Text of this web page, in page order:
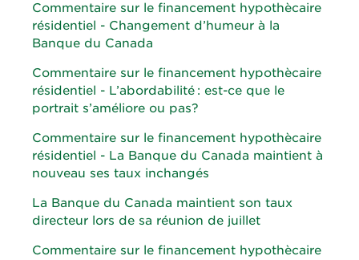
Commentaire sur le financement hypothècaire
résidentiel - Changement d’humeur à la
Banque du Canada
Commentaire sur le financement hypothècaire
résidentiel - L’abordabilité : est-ce que le
portrait s’améliore ou pas?
Commentaire sur le financement hypothècaire
résidentiel - La Banque du Canada maintient à
nouveau ses taux inchangés
La Banque du Canada maintient son taux
directeur lors de sa réunion de juillet
Commentaire sur le financement hypothècaire